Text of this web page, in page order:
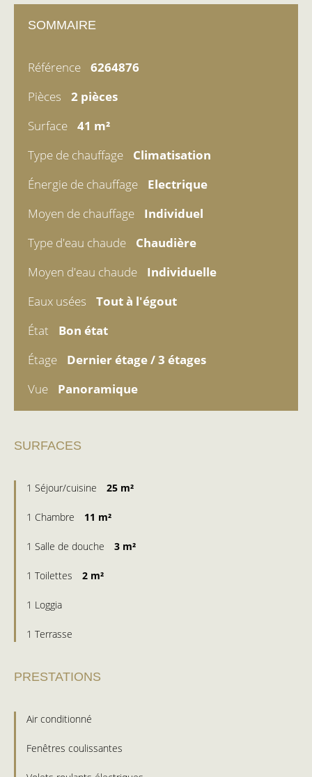
SOMMAIRE
Référence
6264876
Pièces
2 pièces
Surface
41 m²
Type de chauffage
Climatisation
Énergie de chauffage
Electrique
Moyen de chauffage
Individuel
Type d'eau chaude
Chaudière
Moyen d'eau chaude
Individuelle
Eaux usées
Tout à l'égout
État
Bon état
Étage
Dernier étage / 3 étages
Vue
Panoramique
SURFACES
1 Séjour/cuisine 25 m²
1 Chambre 11 m²
1 Salle de douche 3 m²
1 Toilettes 2 m²
1 Loggia
1 Terrasse
PRESTATIONS
Air conditionné
Fenêtres coulissantes